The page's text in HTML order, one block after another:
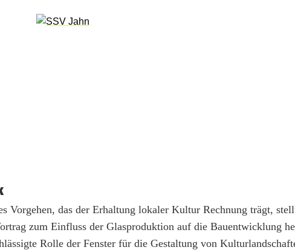
Vorgehen, das der Erhaltung lokaler Kultur Rechnung trägt,
zum Einfluss der Glasproduktion auf die Bauentwicklung
Rolle der Fenster für die Gestaltung von